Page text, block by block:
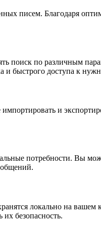
писем. Благодаря
поиск по различным
и быстрого доступа к
и
потребности. Вы
локально на вашем
безопасность.